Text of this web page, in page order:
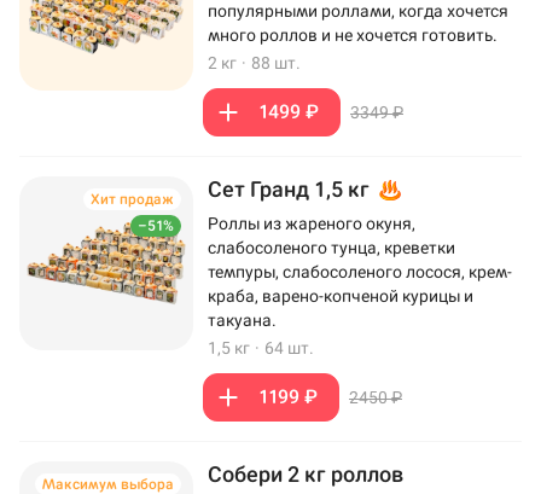
популярными роллами, когда хочется
много роллов и не хочется готовить.
2 кг · 88 шт.
1499 ₽ 3349 ₽
–51%
Хит продаж Сет Гранд 1,5 кг
Роллы из жареного окуня,
слабосоленого тунца, креветки
темпуры, слабосоленого лосося, крем-
краба, варено-копченой курицы и
такуана.
1,5 кг · 64 шт.
1199 ₽ 2450 ₽
Максимум выбора Собери 2 кг роллов